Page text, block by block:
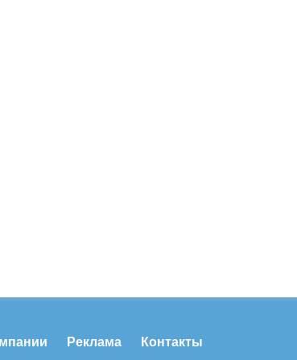
Реклама Контакты